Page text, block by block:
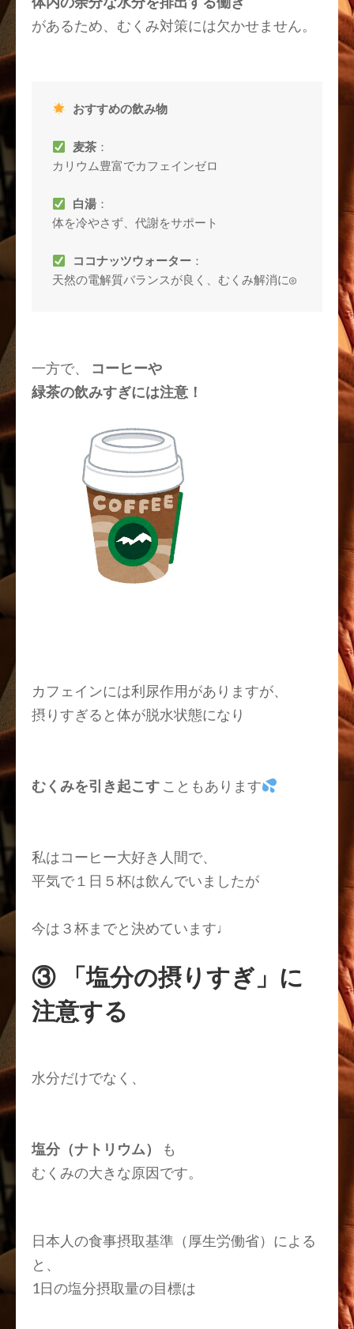
があるため、むくみ対策には欠かせません。
おすすめの飲み物
麦茶：
カリウム豊富でカフェインゼロ
白湯：
体を冷やさず、代謝をサポート
ココナッツウォーター：
天然の電解質バランスが良く、むくみ解消に◎
一方で、 コーヒーや
緑茶の飲みすぎには注意！
カフェインには利尿作用がありますが、
摂りすぎると体が脱水状態になり
むくみを引き起こす こともあります
私はコーヒー大好き人間で、
平気で１日５杯は飲んでいましたが
今は３杯までと決めています♩
③ 「塩分の摂りすぎ」に
注意する
水分だけでなく、
塩分（ナトリウム）
も
むくみの大きな原因です。
日本人の食事摂取基準（厚生労働省）による
と、
1日の塩分摂取量の目標は